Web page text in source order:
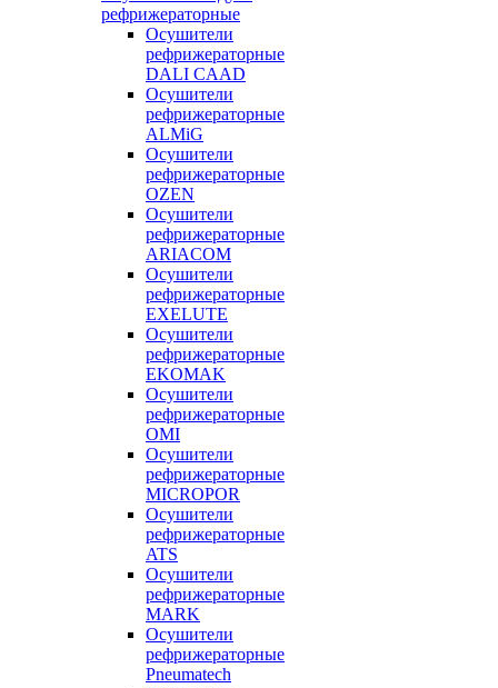
рефрижераторные
Осушители
рефрижераторные
DALI CAAD
Осушители
рефрижераторные
ALMiG
Осушители
рефрижераторные
OZEN
Осушители
рефрижераторные
ARIACOM
Осушители
рефрижераторные
EXELUTE
Осушители
рефрижераторные
EKOMAK
Осушители
рефрижераторные
OMI
Осушители
рефрижераторные
MICROPOR
Осушители
рефрижераторные
ATS
Осушители
рефрижераторные
MARK
Осушители
рефрижераторные
Pneumatech